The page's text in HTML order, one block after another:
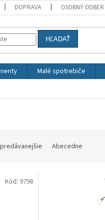
DOPRAVA OSOBNÝ ODBER
HĽADAŤ
Malé spotrebiče
Abecedne
Kód: 9798